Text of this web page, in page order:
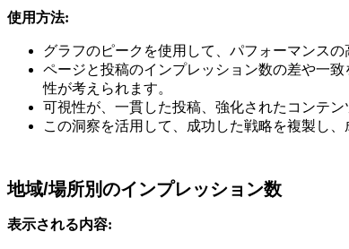
使用方法:
グラフのピークを使用して、パフォーマンス
ページと投稿のインプレッション数の差や一
性が考えられます。
可視性が、一貫した投稿、強化されたコンテ
この洞察を活用して、成功した戦略を複製し、
地域/場所別のインプレッション数
表示される内容: